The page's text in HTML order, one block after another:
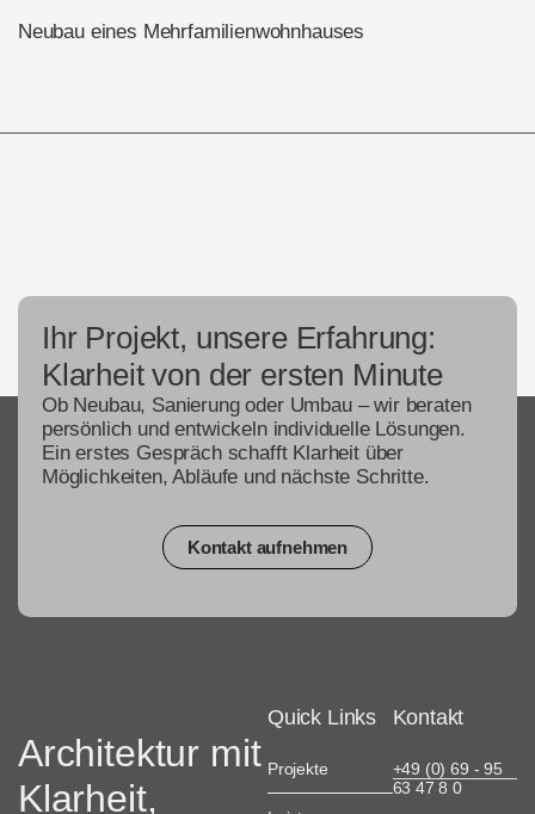
Neubau eines Mehrfamilienwohnhauses
Ihr Projekt, unsere Erfahrung:
Klarheit von der ersten Minute
Ob Neubau, Sanierung oder Umbau – wir beraten
persönlich und entwickeln individuelle Lösungen.
Ein erstes Gespräch schafft Klarheit über
Möglichkeiten, Abläufe und nächste Schritte.
Kontakt aufnehmen
Architektur mit
Klarheit,
Quick Links
Projekte
Kontakt
+49 (0) 69 - 95
63 47 8 0